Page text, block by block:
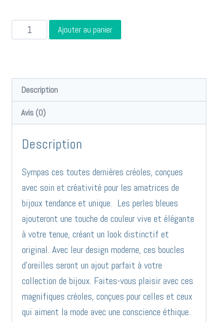
quantité
de
réfBO1053
Ajouter au panier
Description
Avis (0)
Description
Sympas ces toutes dernières créoles, conçues
avec soin et créativité pour les amatrices de
bijoux tendance et unique. Les perles bleues
ajouteront une touche de couleur vive et élégante
à votre tenue, créant un look distinctif et
original. Avec leur design moderne, ces boucles
d’oreilles seront un ajout parfait à votre
collection de bijoux. Faites-vous plaisir avec ces
magnifiques créoles, conçues pour celles et ceux
qui aiment la mode avec une conscience éthique.